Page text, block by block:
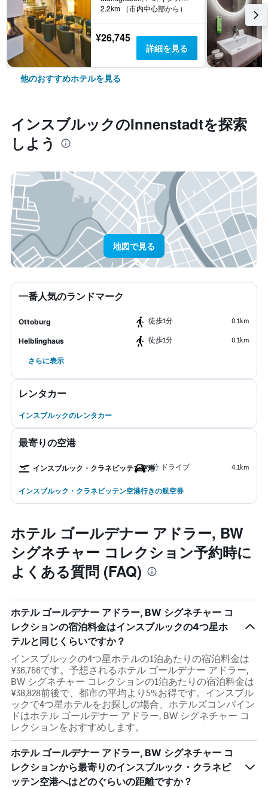
2.2km （市内中心部から）
¥26,745
詳細を見る
他のおすすめホテルを見る
インスブルック​のInnenstadt​を探索
しよう
地図で見る
一番人気のランドマーク
Ottoburg ​徒歩1分 0.1km
Helblinghaus ​徒歩1分 0.1km
さらに表示
レンタカー
インスブルックのレンタカー
最寄りの空港
インスブルック・クラネビッテン空港6分 ドライブ 4.1km
インスブルック・クラネビッテン空港行きの航空券
ホテル ゴールデナー アドラー, BW
シグネチャー コレクション予約時に
よくある質問 (FAQ)
ホテル ゴールデナー アドラー, BW シグネチャー コ
レクションの宿泊料金はインスブルックの4つ星ホ
テルと同じくらいですか？
インスブルックの4つ星ホテルの1泊あたりの宿泊料金は
¥36,766です。予想されるホテル ゴールデナー アドラー,
BW シグネチャー コレクションの1泊あたりの宿泊料金は
¥38,828前後で、都市の平均より5%お得です。インスブル
ックで4つ星ホテルをお探しの場合、ホテルズコンバイン
ドはホテル ゴールデナー アドラー, BW シグネチャー コ
レクションをおすすめします。
ホテル ゴールデナー アドラー, BW シグネチャー コ
レクションから最寄りのインスブルック・クラネビ
ッテン空港へはどのぐらいの距離ですか？